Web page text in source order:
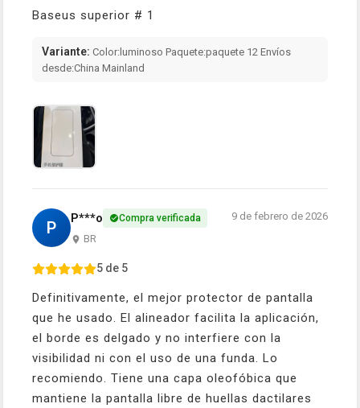
Baseus superior # 1
Variante: Color:luminoso Paquete:paquete 12 Envíos
desde:China Mainland
P P***o Compra verificada
BR
9 de febrero de 2026
5 de 5
Definitivamente, el mejor protector de pantalla
que he usado. El alineador facilita la aplicación,
el borde es delgado y no interfiere con la
visibilidad ni con el uso de una funda. Lo
recomiendo. Tiene una capa oleofóbica que
mantiene la pantalla libre de huellas dactilares